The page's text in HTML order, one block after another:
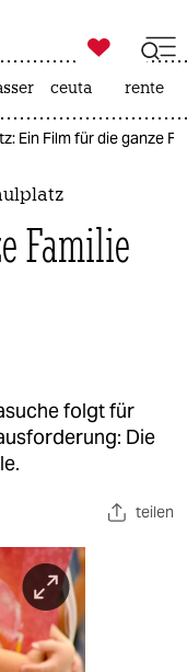

taz zahl ich
ceuta rente
Ein Film für die ganze
Familie
folgt für
Die
teilen